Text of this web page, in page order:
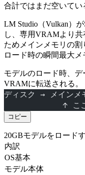
合計ではまだ空いて
LM Studio（Vulkan）
し、専用VRAMより
ためメインメモリの割
ロード時の瞬間最大メ
モデルのロード時、
VRAMに転送される。
ディスク → メインメ
コピー
20GBモデルをロード
内訳
OS基本
モデル本体